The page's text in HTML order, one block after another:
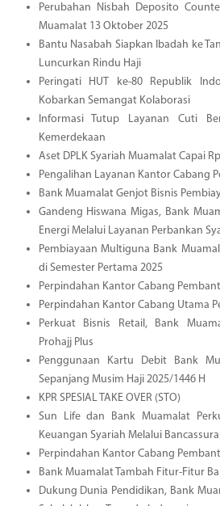
Perubahan Nisbah Deposito
Muamalat 13 Oktober 2025
Bantu Nasabah Siapkan Ibadah ke
Luncurkan Rindu Haji
Peringati HUT ke-80 Republik
Kobarkan Semangat Kolaborasi
Informasi Tutup Layanan Cuti
Kemerdekaan
Aset DPLK Syariah Muamalat Capai
Pengalihan Layanan Kantor Cabang
Bank Muamalat Genjot Bisnis
Gandeng Hiswana Migas, Bank
Energi Melalui Layanan Perbankan
Pembiayaan Multiguna Bank
di Semester Pertama 2025
Perpindahan Kantor Cabang
Perpindahan Kantor Cabang Utama
Perkuat Bisnis Retail, Bank
Prohajj Plus
Penggunaan Kartu Debit Bank
Sepanjang Musim Haji 2025/1446 H
KPR SPESIAL TAKE OVER (STO)
Sun Life dan Bank Muamalat
Keuangan Syariah Melalui
Perpindahan Kantor Cabang
Bank Muamalat Tambah Fitur-Fitur
Dukung Dunia Pendidikan, Bank